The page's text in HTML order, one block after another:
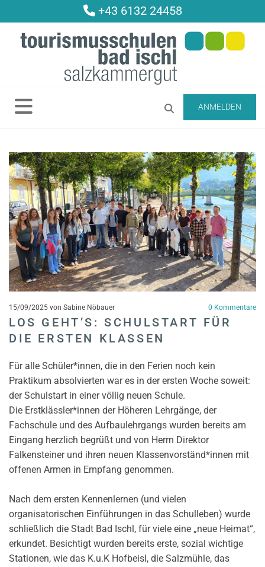
+43 6132 24458
ANMELDEN
15/09/2025 von Sabine Nöbauer 0 Kommentare
LOS GEHT’S: SCHULSTART FÜR
DIE ERSTEN KLASSEN
Für alle Schüler*innen, die in den Ferien noch kein
Praktikum absolvierten war es in der ersten Woche soweit:
der Schulstart in einer völlig neuen Schule.
Die Erstklässler*innen der Höheren Lehrgänge, der
Fachschule und des Aufbaulehrgangs wurden bereits am
Eingang herzlich begrüßt und von Herrn Direktor
Falkensteiner und ihren neuen Klassenvorständ*innen mit
offenen Armen in Empfang genommen.
Nach dem ersten Kennenlernen (und vielen
organisatorischen Einführungen in das Schulleben) wurde
schließlich die Stadt Bad Ischl, für viele eine „neue Heimat“,
erkundet. Besichtigt wurden bereits erste, sozial wichtige
Stationen, wie das K.u.K Hofbeisl, die Salzmühle, das